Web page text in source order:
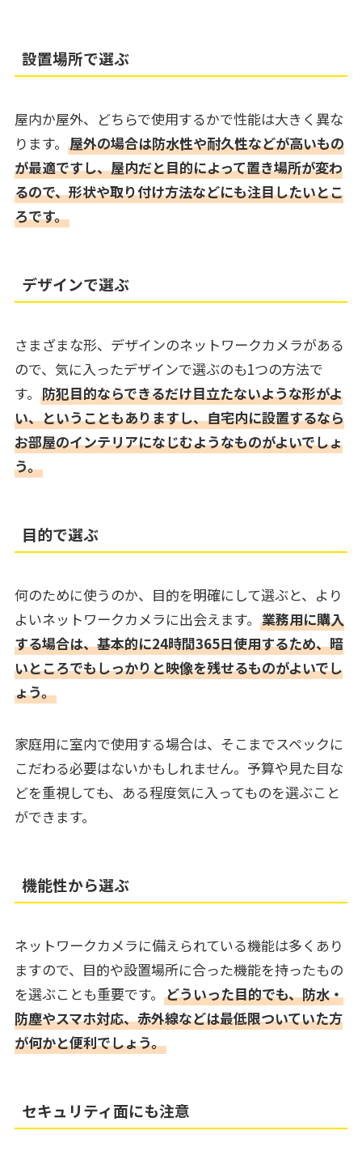
設置場所で選ぶ
屋内か屋外、どちらで使用するかで性能は大きく異な
ります。 屋外の場合は防水性や耐久性などが高いもの
が最適ですし、屋内だと目的によって置き場所が変わ
るので、形状や取り付け方法などにも注目したいとこ
ろです。
デザインで選ぶ
さまざまな形、デザインのネットワークカメラがある
ので、気に入ったデザインで選ぶのも1つの方法で
す。 防犯目的ならできるだけ目立たないような形がよ
い、ということもありますし、自宅内に設置するなら
お部屋のインテリアになじむようなものがよいでしょ
う。
目的で選ぶ
何のために使うのか、目的を明確にして選ぶと、より
よいネットワークカメラに出会えます。 業務用に購入
する場合は、基本的に24時間365日使用するため、暗
いところでもしっかりと映像を残せるものがよいでし
ょう。
家庭用に室内で使用する場合は、そこまでスペックに
こだわる必要はないかもしれません。予算や見た目な
どを重視しても、ある程度気に入ってものを選ぶこと
ができます。
機能性から選ぶ
ネットワークカメラに備えられている機能は多くあり
ますので、目的や設置場所に合った機能を持ったもの
を選ぶことも重要です。 どういった目的でも、防水・
防塵やスマホ対応、赤外線などは最低限ついていた方
が何かと便利でしょう。
セキュリティ面にも注意